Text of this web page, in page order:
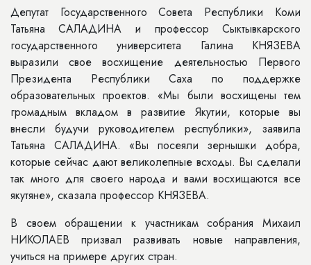
Депутат Государственного Совета Республики Коми
Татьяна САЛАДИНА и профессор Сыктывкарского
государственного университета Галина КНЯЗЕВА
выразили свое восхищение деятельностью Первого
Президента Республики Саха по поддержке
образовательных проектов. «Мы были восхищены тем
громадным вкладом в развитие Якутии, которые вы
внесли будучи руководителем республики», заявила
Татьяна САЛАДИНА. «Вы посеяли зернышки добра,
которые сейчас дают великолепные всходы. Вы сделали
так много для своего народа и вами восхищаются все
якутяне», сказала профессор КНЯЗЕВА.
В своем обращении к участникам собрания Михаил
НИКОЛАЕВ призвал развивать новые направления,
учиться на примере других стран.